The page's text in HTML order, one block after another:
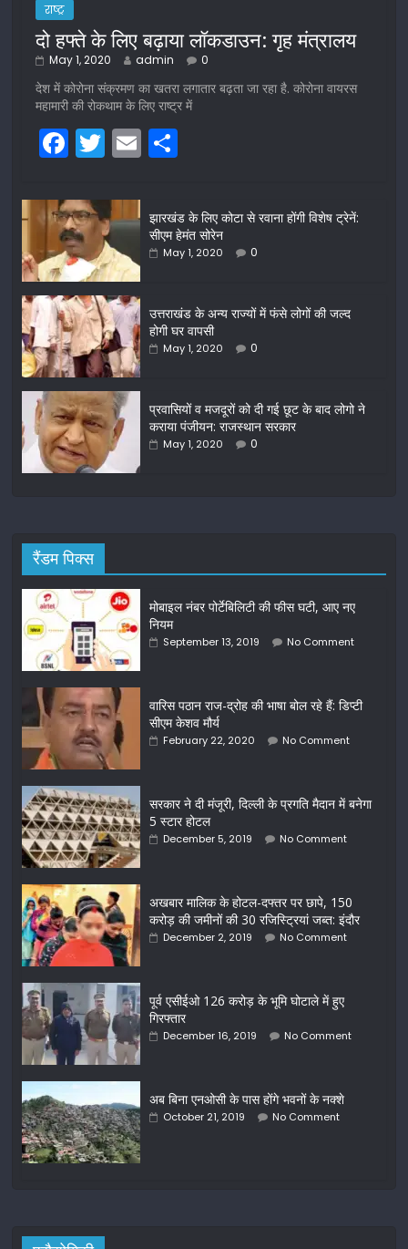
राष्ट्र
दो हफ्ते के लिए बढ़ाया लॉकडाउन: गृह मंत्रालय
May 1, 2020 admin 0
देश में कोरोना संक्रमण का खतरा लगातार बढ़ता जा रहा है. कोरोना वायरस
महामारी की रोकथाम के लिए राष्ट्र में
F
a
c
e
b
o
o
k
T
w
itt
er
E
m
ar
e
झारखंड के लिए कोटा से रवाना होंगी विशेष ट्रेनें:
सीएम हेमंत सोरेन
May 1, 2020 0
उत्तराखंड के अन्य राज्यों में फंसे लोगों की जल्द
होगी घर वापसी
May 1, 2020 0
प्रवासियों व मजदूरों को दी गई छूट के बाद लोगो ने
कराया पंजीयन: राजस्थान सरकार
May 1, 2020 0
रैंडम पिक्स
मोबाइल नंबर पोर्टेबिलिटी की फीस घटी, आए नए
नियम
September 13, 2019 No Comment
वारिस पठान राज-द्रोह की भाषा बोल रहे हैं: डिप्‍टी
सीएम केशव मौर्य
February 22, 2020 No Comment
सरकार ने दी मंजूरी, दिल्ली के प्रगति मैदान में बनेगा
5 स्टार होटल
December 5, 2019 No Comment
अखबार मालिक के होटल-दफ्तर पर छापे, 150
करोड़ की जमीनों की 30 रजिस्ट्रियां जब्त: इंदौर
December 2, 2019 No Comment
पूर्व एसीईओ 126 करोड़ के भूमि घोटाले में हुए
गिरफ्तार
December 16, 2019 No Comment
अब बिना एनओसी के पास होंगे भवनों के नक्शे
October 21, 2019 No Comment